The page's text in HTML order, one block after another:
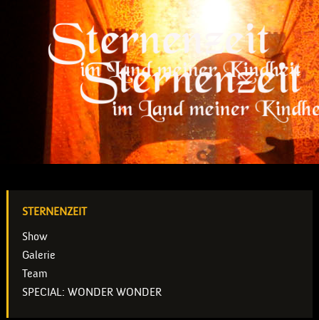
STERNENZEIT
Show
Galerie
Team
SPECIAL: WONDER WONDER